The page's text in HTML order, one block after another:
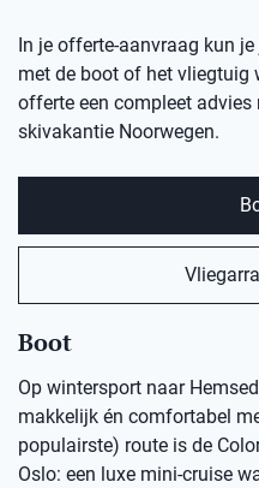
In je offerte-aanvraag kun
met de boot of het vliegtuig
offerte een compleet
skivakantie Noorwegen.
Boot
Op wintersport naar
makkelijk én comfortabel
populairste) route is de
Oslo: een luxe mini-cruise